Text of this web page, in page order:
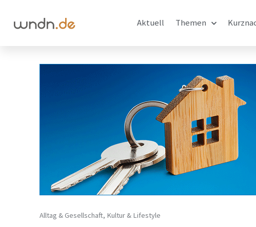
Aktuell Themen
Alltag & Gesellschaft, Kultur & Lifestyle